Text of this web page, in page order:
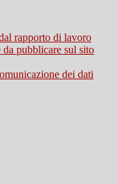
rapporto di lavoro
da pubblicare sul sito
dei dati